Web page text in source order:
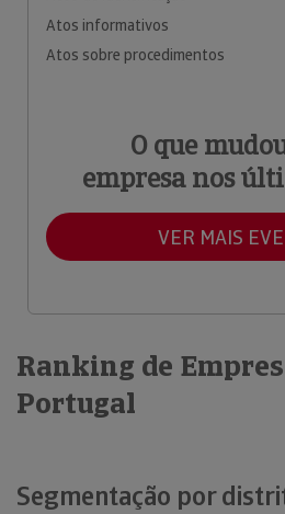
Atos informativos
Atos sobre procedimentos
O que
empresa nos
VER MAIS
Ranking de
Portugal
Segmentação por